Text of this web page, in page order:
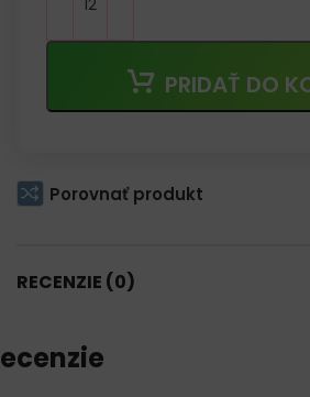
PRIDAŤ DO
Porovnať produkt
RECENZIE (0)